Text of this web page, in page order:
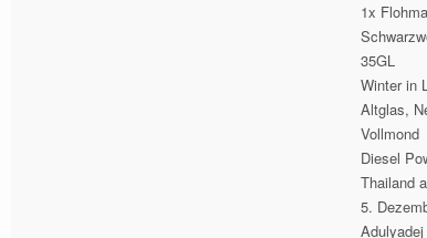
1x
35GL
Winter in
Altglas,
Vollmond
Diesel
Thailand
5.